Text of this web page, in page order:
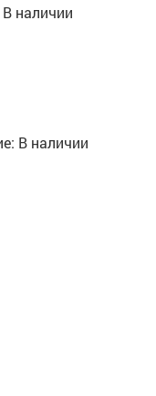
В наличии
В наличии